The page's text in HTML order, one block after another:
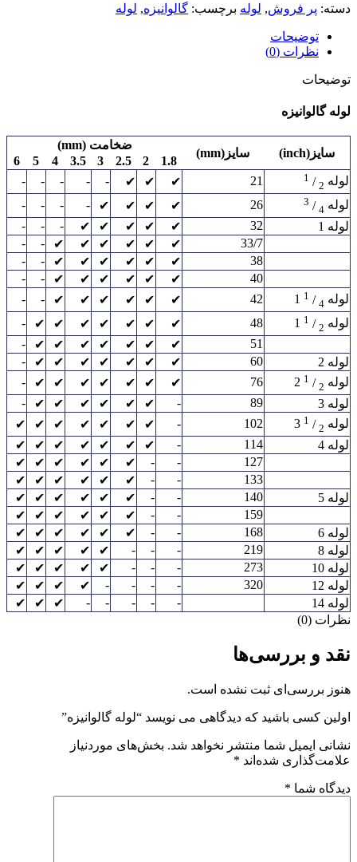
دسته: پر فروش, لوله برچسب: گالوانیزه, لوله
توضیحات
نظرات (0)
توضیحات
لوله گالوانیزه
سایز(inch) سایز(mm)
ضخامت (mm)
1.8
2
2.5
3
3.5
4
5
6
لوله 2
/
1
21
✔
✔
✔
-
-
-
-
-
لوله 4
/
3
26
✔
✔
✔
✔
-
-
-
-
لوله 1
32
✔
✔
✔
✔
✔
-
-
-
33/7
✔
✔
✔
✔
✔
✔
-
-
38
✔
✔
✔
✔
✔
✔
-
-
40
✔
✔
✔
✔
✔
✔
-
-
لوله 4
/
1
1
42
✔
✔
✔
✔
✔
✔
-
-
لوله 2
/
1
1
48
✔
✔
✔
✔
✔
✔
✔
-
51
✔
✔
✔
✔
✔
✔
✔
-
لوله 2
60
✔
✔
✔
✔
✔
✔
✔
-
لوله 2
/
1
2
76
✔
✔
✔
✔
✔
✔
✔
-
لوله 3
89
-
✔
✔
✔
✔
✔
✔
-
لوله 2
/
1
3
102
-
✔
✔
✔
✔
✔
✔
✔
لوله 4
114
-
✔
✔
✔
✔
✔
✔
✔
127
-
-
✔
✔
✔
✔
✔
✔
133
-
-
✔
✔
✔
✔
✔
✔
لوله 5
140
-
-
✔
✔
✔
✔
✔
✔
159
-
-
✔
✔
✔
✔
✔
✔
لوله 6
168
-
-
✔
✔
✔
✔
✔
✔
لوله 8
219
-
-
-
✔
✔
✔
✔
✔
لوله 10
273
-
-
-
✔
✔
✔
✔
✔
لوله 12
320
-
-
-
-
✔
✔
✔
✔
لوله 14
-
-
-
-
-
✔
✔
✔
نظرات (0)
نقد و بررسی‌ها
هنوز بررسی‌ای ثبت نشده است.
اولین کسی باشید که دیدگاهی می نویسد “لوله گالوانیزه”
نشانی ایمیل شما منتشر نخواهد شد. بخش‌های موردنیاز
علامت‌گذاری شده‌اند *
دیدگاه شما *